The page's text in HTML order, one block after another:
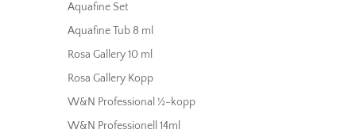
Aquafine Set
Aquafine Tub 8 ml
Rosa Gallery 10 ml
Rosa Gallery Kopp
W&N Professional ½-kopp
W&N Professionell 14ml